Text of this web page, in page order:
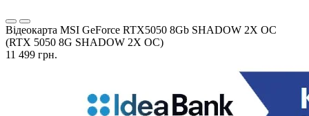
Відеокарта MSI GeForce RTX5050 8Gb SHADOW 2X OC
(RTX 5050 8G SHADOW 2X OC)
11 499 грн.